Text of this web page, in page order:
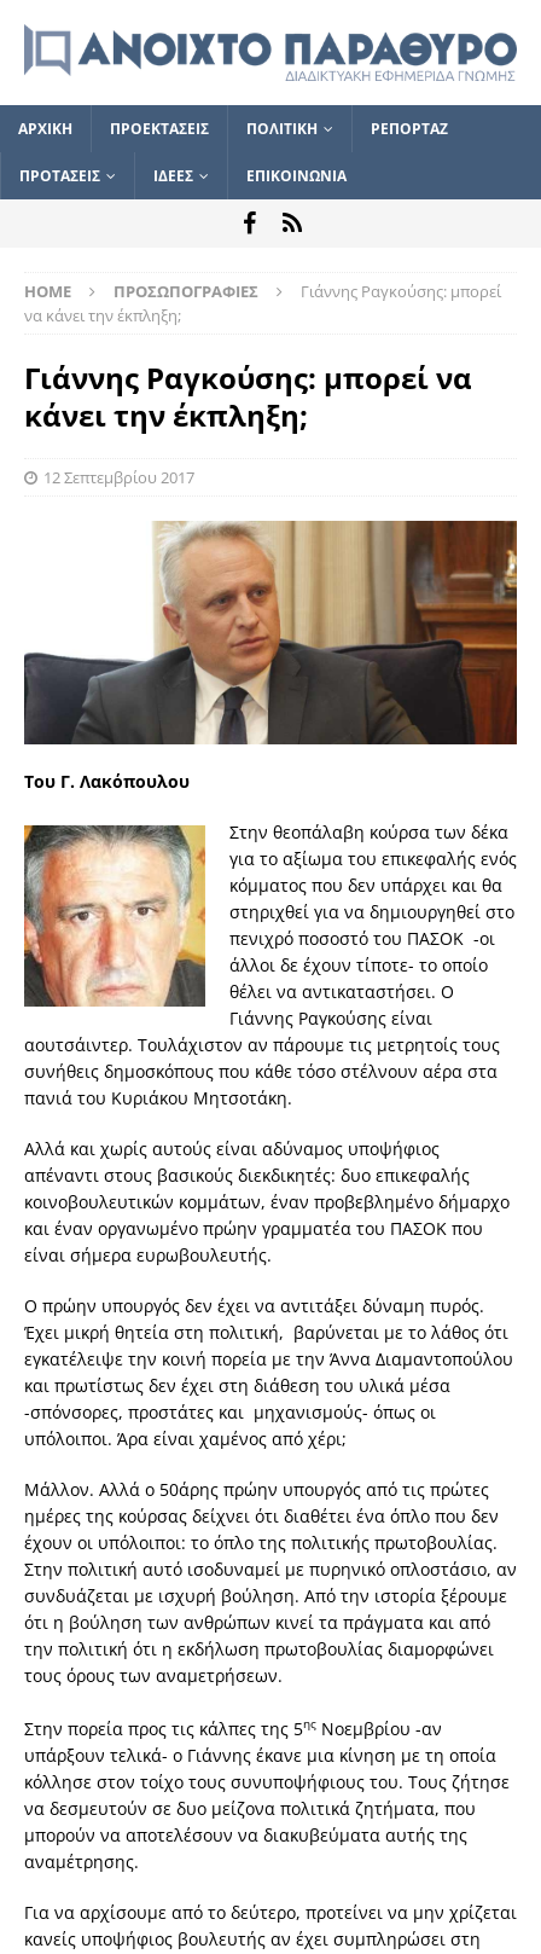
ΑΡΧΙΚΗ ΠΡΟΕΚΤΑΣΕΙΣ ΠΟΛΙΤΙΚΗ ΡΕΠΟΡΤΑΖ
ΠΡΟΤΑΣΕΙΣ ΙΔΕΕΣ ΕΠΙΚΟΙΝΩΝΙΑ
HOME ΠΡΟΣΩΠΟΓΡΑΦΙΕΣ
Γιάννης Ραγκούσης: μπορεί
να κάνει την έκπληξη;
Γιάννης Ραγκούσης: μπορεί να
κάνει την έκπληξη;
12 Σεπτεμβρίου 2017
Του Γ. Λακόπουλου
Στην θεοπάλαβη κούρσα των δέκα
για το αξίωμα του επικεφαλής ενός
κόμματος που δεν υπάρχει και θα
στηριχθεί για να δημιουργηθεί στο
πενιχρό ποσοστό του ΠΑΣΟΚ -οι
άλλοι δε έχουν τίποτε- το οποίο
θέλει να αντικαταστήσει. Ο
Γιάννης Ραγκούσης είναι
αουτσάιντερ. Τουλάχιστον αν πάρουμε τις μετρητοίς τους
συνήθεις δημοσκόπους που κάθε τόσο στέλνουν αέρα στα
πανιά του Κυριάκου Μητσοτάκη.
Αλλά και χωρίς αυτούς είναι αδύναμος υποψήφιος
απέναντι στους βασικούς διεκδικητές: δυο επικεφαλής
κοινοβουλευτικών κομμάτων, έναν προβεβλημένο δήμαρχο
και έναν οργανωμένο πρώην γραμματέα του ΠΑΣΟΚ που
είναι σήμερα ευρωβουλευτής.
Ο πρώην υπουργός δεν έχει να αντιτάξει δύναμη πυρός.
Έχει μικρή θητεία στη πολιτική, βαρύνεται με το λάθος ότι
εγκατέλειψε την κοινή πορεία με την Άννα Διαμαντοπούλου
και πρωτίστως δεν έχει στη διάθεση του υλικά μέσα
-σπόνσορες, προστάτες και μηχανισμούς- όπως οι
υπόλοιποι. Άρα είναι χαμένος από χέρι;
Μάλλον. Αλλά ο 50άρης πρώην υπουργός από τις πρώτες
ημέρες της κούρσας δείχνει ότι διαθέτει ένα όπλο που δεν
έχουν οι υπόλοιποι: το όπλο της πολιτικής πρωτοβουλίας.
Στην πολιτική αυτό ισοδυναμεί με πυρηνικό οπλοστάσιο, αν
συνδυάζεται με ισχυρή βούληση. Από την ιστορία ξέρουμε
ότι η βούληση των ανθρώπων κινεί τα πράγματα και από
την πολιτική ότι η εκδήλωση πρωτοβουλίας διαμορφώνει
τους όρους των αναμετρήσεων.
Στην πορεία προς τις κάλπες της 5ης Νοεμβρίου -αν
υπάρξουν τελικά- ο Γιάννης έκανε μια κίνηση με τη οποία
κόλλησε στον τοίχο τους συνυποψήφιους του. Τους ζήτησε
να δεσμευτούν σε δυο μείζονα πολιτικά ζητήματα, που
μπορούν να αποτελέσουν να διακυβεύματα αυτής της
αναμέτρησης.
Για να αρχίσουμε από το δεύτερο, προτείνει να μην χρίζεται
κανείς υποψήφιος βουλευτής αν έχει συμπληρώσει στη